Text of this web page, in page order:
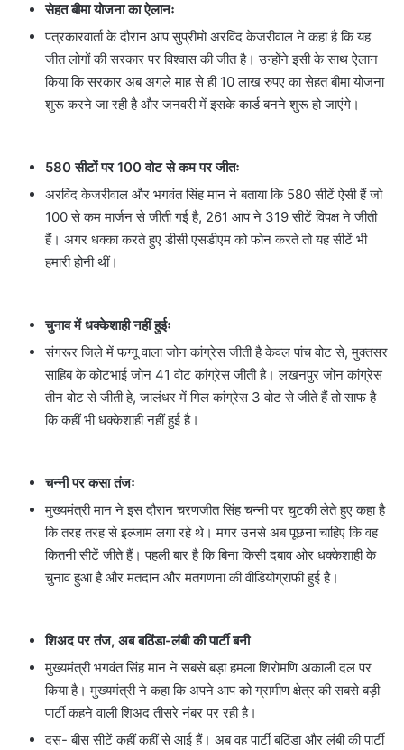
सेहत बीमा योजना का ऐलानः
पत्रकारवार्ता के दौरान आप सुप्रीमो अरविंद केजरीवाल ने कहा है कि यह
जीत लोगों की सरकार पर विश्वास की जीत है। उन्होंने इसी के साथ ऐलान
किया कि सरकार अब अगले माह से ही 10 लाख रुपए का सेहत बीमा योजना
शुरू करने जा रही है और जनवरी में इसके कार्ड बनने शुरू हो जाएंगे।
580 सीटों पर 100 वोट से कम पर जीतः
अरविंद केजरीवाल और भगवंत सिंह मान ने बताया कि 580 सीटें ऐसी हैं जो
100 से कम मार्जन से जीती गई है, 261 आप ने 319 सीटें विपक्ष ने जीती
हैं। अगर धक्का करते हुए डीसी एसडीएम को फोन करते तो यह सीटें भी
हमारी होनी थीं।
चुनाव में धक्केशाही नहीं हुईः
संगरूर जिले में फग्गू वाला जोन कांग्रेस जीती है केवल पांच वोट से, मुक्तसर
साहिब के कोटभाई जोन 41 वोट कांग्रेस जीती है। लखनपुर जोन कांग्रेस
तीन वोट से जीती हे, जालंधर में गिल कांग्रेस 3 वोट से जीते हैं तो साफ है
कि कहीं भी धक्केशाही नहीं हुई है।
चन्नी पर कसा तंजः
मुख्यमंत्री मान ने इस दौरान चरणजीत सिंह चन्नी पर चुटकी लेते हुए कहा है
कि तरह तरह से इल्जाम लगा रहे थे। मगर उनसे अब पूछना चाहिए कि वह
कितनी सीटें जीते हैं। पहली बार है कि बिना किसी दबाव ओर धक्केशाही के
चुनाव हुआ है और मतदान और मतगणना की वीडियोग्राफी हुई है।
शिअद पर तंज, अब बठिंडा-लंबी की पार्टी बनी
मुख्यमंत्री भगवंत सिंह मान ने सबसे बड़ा हमला शिरोमणि अकाली दल पर
किया है। मुख्यमंत्री ने कहा कि अपने आप को ग्रामीण क्षेत्र की सबसे बड़ी
पार्टी कहने वाली शिअद तीसरे नंबर पर रही है।
दस- बीस सीटें कहीं कहीं से आई हैं। अब वह पार्टी बठिंडा और लंबी की पार्टी